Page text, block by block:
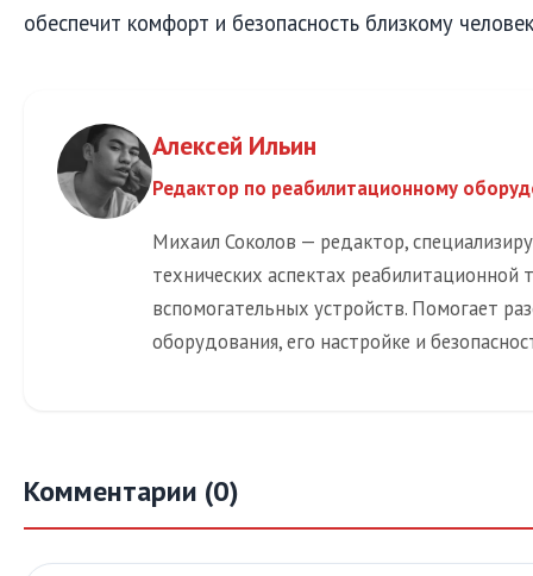
обеспечит комфорт и безопасность близкому
Алексей Ильин
Редактор по реабилитационному
Михаил Соколов — редактор,
технических аспектах реабилитационной
вспомогательных устройств. Помогает
оборудования, его настройке и
Комментарии (0)